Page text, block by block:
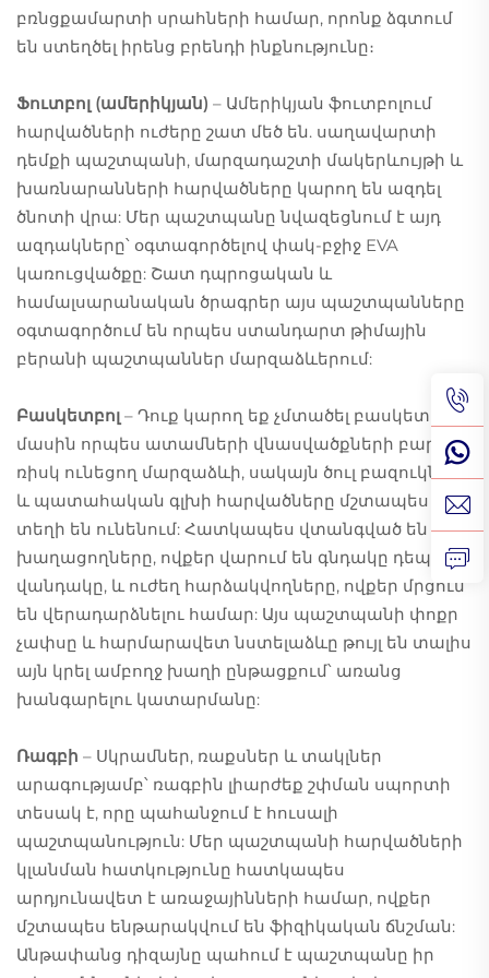
բռնցքամարտի սրահների համար, որոնք ձգտում
են ստեղծել իրենց բրենդի ինքնությունը։
Ֆուտբոլ (ամերիկյան) – Ամերիկյան ֆուտբոլում
հարվածների ուժերը շատ մեծ են. սաղավարտի
դեմքի պաշտպանի, մարզադաշտի մակերևույթի և
խառնարանների հարվածները կարող են ազդել
ծնոտի վրա: Մեր պաշտպանը նվազեցնում է այդ
ազդակները՝ օգտագործելով փակ-բջիջ EVA
կառուցվածքը: Շատ դպրոցական և
համալսարանական ծրագրեր այս պաշտպանները
օգտագործում են որպես ստանդարտ թիմային
բերանի պաշտպաններ մարզաձևերում:
Բասկետբոլ – Դուք կարող եք չմտածել բասկետբոլի
մասին որպես ատամների վնասվածքների բարձր
ռիսկ ունեցող մարզաձևի, սակայն ծուլ բազուկները
և պատահական գլխի հարվածները մշտապես
տեղի են ունենում: Հատկապես վտանգված են
խաղացողները, ովքեր վարում են գնդակը դեպի
վանդակը, և ուժեղ հարձակվողները, ովքեր մրցում
են վերադարձնելու համար: Այս պաշտպանի փոքր
չափսը և հարմարավետ նստելաձևը թույլ են տալիս
այն կրել ամբողջ խաղի ընթացքում՝ առանց
խանգարելու կատարմանը:
Ռագբի – Սկրամներ, ռաքսներ և տակլներ
արագությամբ՝ ռագբին լիարժեք շփման սպորտի
տեսակ է, որը պահանջում է հուսալի
պաշտպանություն: Մեր պաշտպանի հարվածների
կլանման հատկությունը հատկապես
արդյունավետ է առաջայինների համար, ովքեր
մշտապես ենթարակվում են ֆիզիկական ճնշման:
Անթափանց դիզայնը պահում է պաշտպանը իր